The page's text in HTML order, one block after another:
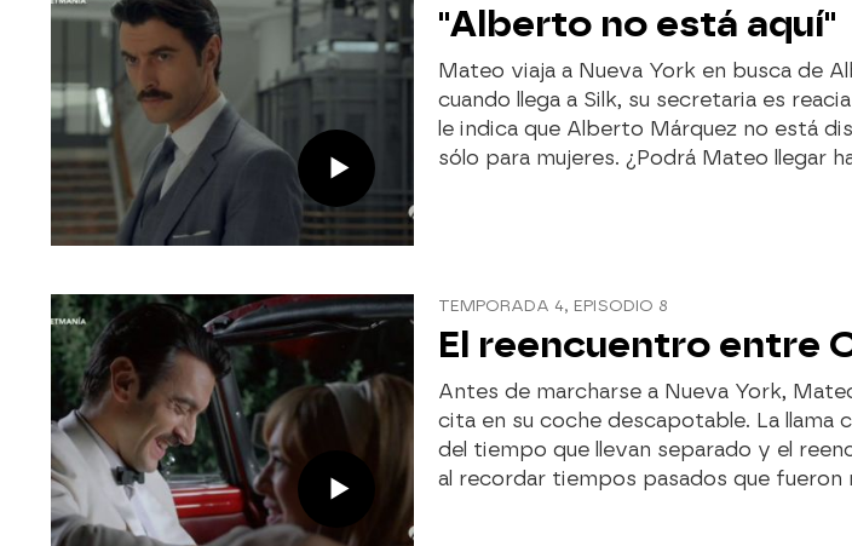
"Alberto no está aquí"
Mateo viaja a Nueva York en busca de
cuando llega a Silk, su secretaria es
le indica que Alberto Márquez no está
sólo para mujeres. ¿Podrá Mateo llegar
TEMPORADA 4, EPISODIO 8
El reencuentro entre
Antes de marcharse a Nueva York,
cita en su coche descapotable. La llama
del tiempo que llevan separado y el
al recordar tiempos pasados que fueron